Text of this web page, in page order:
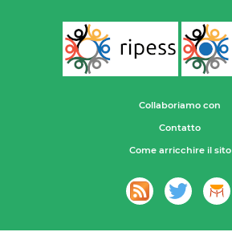
Collaboriamo con
Contatto
Come arricchire il sito